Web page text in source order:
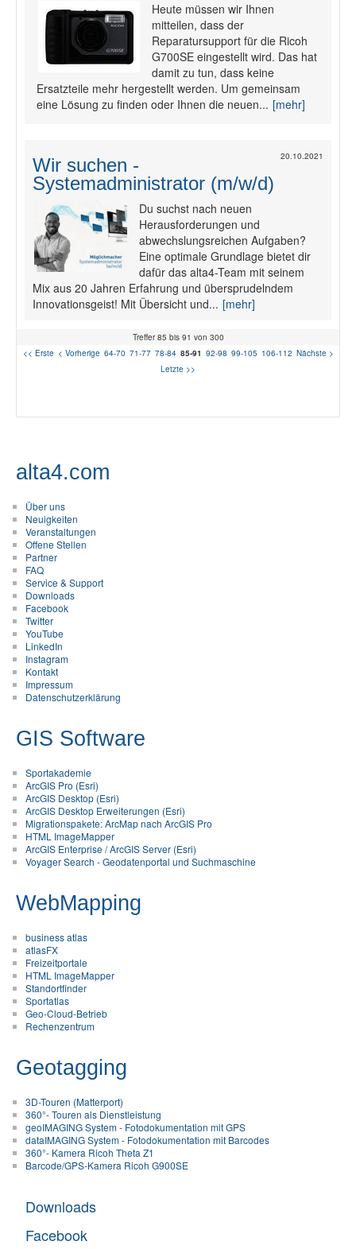
Heute müssen wir Ihnen
mitteilen, dass der
Reparatursupport für die Ricoh
G700SE eingestellt wird. Das hat
damit zu tun, dass keine
Ersatzteile mehr hergestellt werden. Um gemeinsam
eine Lösung zu finden oder Ihnen die neuen... [mehr]
20.10.2021
Wir suchen -
Systemadministrator (m/w/d)
Du suchst nach neuen
Herausforderungen und
abwechslungsreichen Aufgaben?
Eine optimale Grundlage bietet dir
dafür das alta4-Team mit seinem
Mix aus 20 Jahren Erfahrung und übersprudelndem
Innovationsgeist! Mit Übersicht und... [mehr]
Treffer 85 bis 91 von 300
<< Erste < Vorherige 64-70 71-77 78-84 85-91 92-98 99-105 106-112 Nächste >
Letzte >>
alta4.com
Über uns
Neuigkeiten
Veranstaltungen
Offene Stellen
Partner
FAQ
Service & Support
Downloads
Facebook
Twitter
YouTube
LinkedIn
Instagram
Kontakt
Impressum
Datenschutzerklärung
GIS Software
Sportakademie
ArcGIS Pro (Esri)
ArcGIS Desktop (Esri)
ArcGIS Desktop Erweiterungen (Esri)
Migrationspakete: ArcMap nach ArcGIS Pro
HTML ImageMapper
ArcGIS Enterprise / ArcGIS Server (Esri)
Voyager Search - Geodatenportal und Suchmaschine
WebMapping
business atlas
atlasFX
Freizeitportale
HTML ImageMapper
Standortfinder
Sportatlas
Geo-Cloud-Betrieb
Rechenzentrum
Geotagging
3D-Touren (Matterport)
360°- Touren als Dienstleistung
geoIMAGING System - Fotodokumentation mit GPS
dataIMAGING System - Fotodokumentation mit Barcodes
360°- Kamera Ricoh Theta Z1
Barcode/GPS-Kamera Ricoh G900SE
Downloads
Facebook